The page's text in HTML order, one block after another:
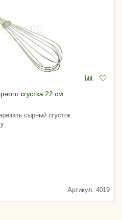
сгустка 22 см
сырный сгусток.
Артикул: 4019